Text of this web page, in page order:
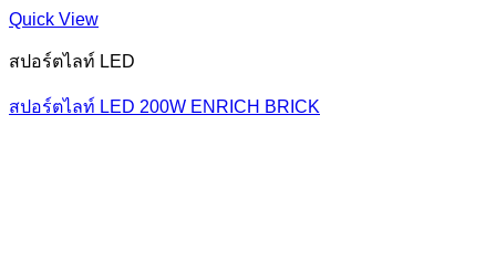
Quick View
สปอร์ตไลท์ LED
สปอร์ตไลท์ LED 200W ENRICH BRICK